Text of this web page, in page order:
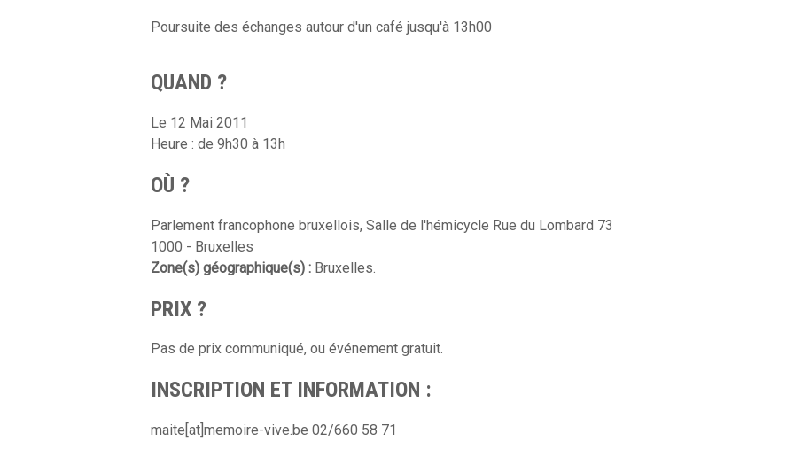
Poursuite des échanges autour d'un café jusqu'à 13h00
QUAND ?
Le 12 Mai 2011
Heure : de 9h30 à 13h
OÙ ?
Parlement francophone bruxellois, Salle de l'hémicycle Rue du Lombard 73
1000 - Bruxelles
Zone(s) géographique(s) : Bruxelles.
PRIX ?
Pas de prix communiqué, ou événement gratuit.
INSCRIPTION ET INFORMATION :
maite[at]memoire-vive.be 02/660 58 71